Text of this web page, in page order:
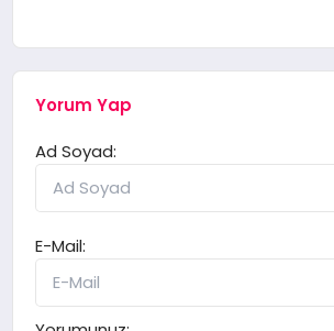
Yorum Yap
Ad Soyad:
E-Mail: